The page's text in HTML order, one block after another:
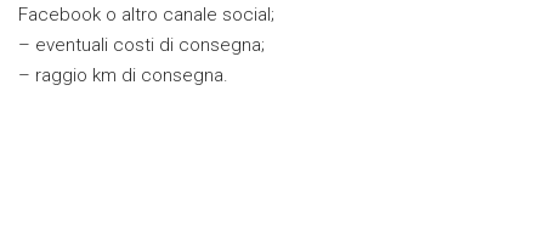
Facebook o altro canale social;
– eventuali costi di consegna;
– raggio km di consegna.